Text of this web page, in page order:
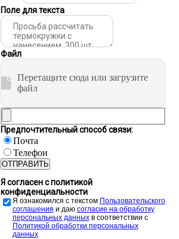
Поле для текста
Файл
Перетащите сюда или загрузите
файл
Предпочтительный способ связи:
Почта
Телефон
ОТПРАВИТЬ
Я согласен с политикой
конфиденциальности
Я ознакомился с текстом Пользовательского
соглашения и даю cогласие на обработку
персональных данныхв соответствии с
Политикой обработки персональных
данных